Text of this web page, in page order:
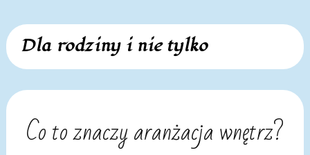
Skip
content
Dla rodziny i nie tylko
Co to znaczy aranżacja wnętrz?